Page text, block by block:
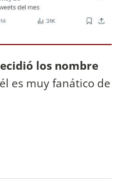
los nombre
es muy fanático de